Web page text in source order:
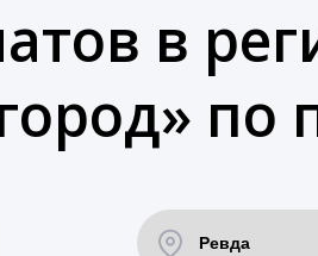
в
по